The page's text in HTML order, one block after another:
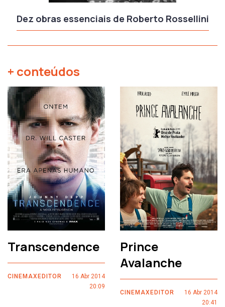
Dez obras essenciais de Roberto Rossellini
+ conteúdos
Transcendence
CINEMAXEDITOR
16 Abr 2014
20:09
Prince
Avalanche
CINEMAXEDITOR
16 Abr 2014
20:41